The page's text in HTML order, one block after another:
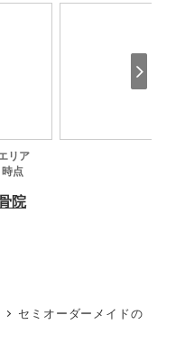
セミオーダーメイドの